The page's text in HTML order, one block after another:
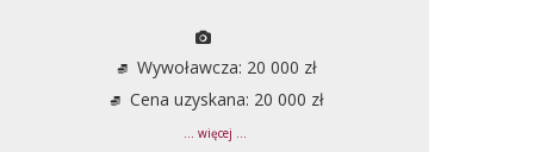
Wywoławcza: 20 000 zł
Cena uzyskana: 20 000 zł
... więcej ...